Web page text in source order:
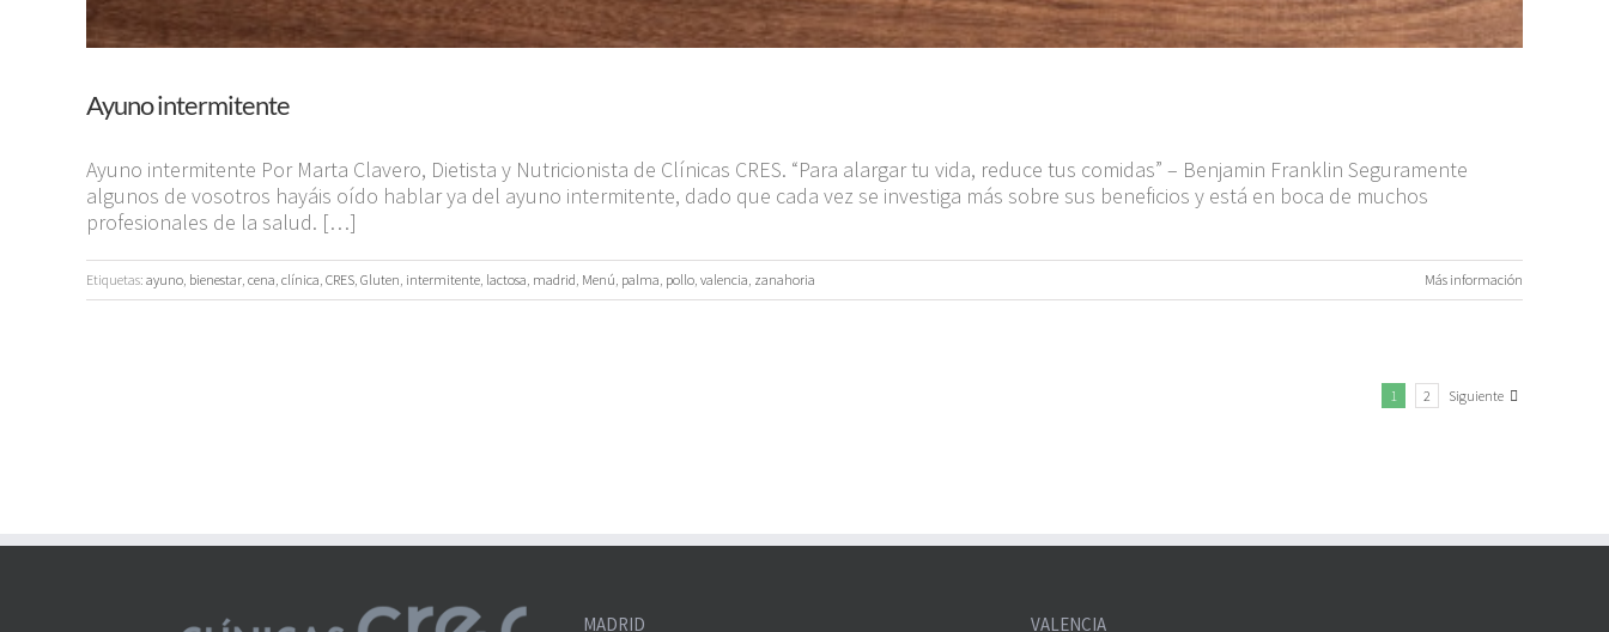
Ayuno intermitente
Ayuno intermitente Por Marta Clavero, Dietista y Nutricionista de Clínicas CRES. “Para alargar tu vida, reduce tus comidas” – Benjamin Franklin Seguramente
algunos de vosotros hayáis oído hablar ya del ayuno intermitente, dado que cada vez se investiga más sobre sus beneficios y está en boca de muchos
profesionales de la salud. […]
Etiquetas: ayuno bienestar cena clínica CRES Gluten intermitente lactosa madrid Menú palma pollo valencia zanahoria Más información
1 2 Siguiente
MADRID VALENCIA